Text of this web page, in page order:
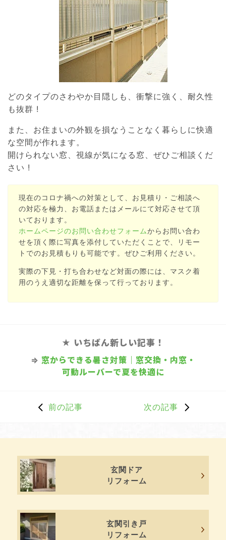
どのタイプのさわやか目隠しも、衝撃に強く、耐久性
も抜群 !
また、お住まいの外観を損なうことなく暮らしに快適
な空間が作れます。
開けられない窓、視線が気になる窓、ぜひご相談くだ
さい !
現在のコロナ禍への対策として、お見積り・ご相談へ
の対応を極力、お電話またはメールにて対応させて頂
いております。
ホームページのお問い合わせフォームからお問い合わ
せを頂く際に写真を添付していただくことで、リモー
トでのお見積もりも可能です。ぜひご利用ください。
実際の下見・打ち合わせなど対面の際には、マスク着
用のうえ適切な距離を保って行っております。
★ いちばん新しい記事！
⇒ 窓からできる暑さ対策｜窓交換・内窓・
可動ルーバーで夏を快適に
前の記事 次の記事
玄関ドア
リフォーム
玄関引き戸
リフォーム